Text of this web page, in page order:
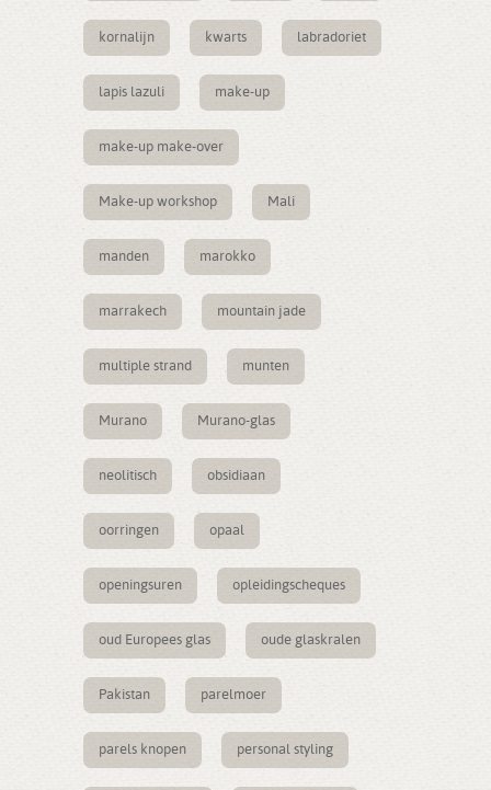
kornalijn kwarts labradoriet
lapis lazuli make-up
make-up make-over
Make-up workshop Mali
manden marokko
marrakech mountain jade
multiple strand munten
Murano Murano-glas
neolitisch obsidiaan
oorringen opaal
openingsuren opleidingscheques
oud Europees glas oude glaskralen
Pakistan parelmoer
parels knopen personal styling